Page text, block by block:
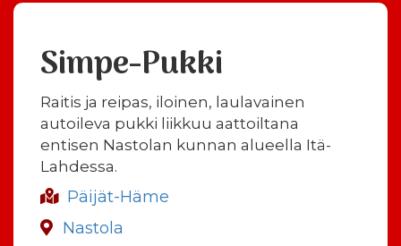
Simpe-Pukki
Raitis ja reipas, iloinen, laulavainen
autoileva pukki liikkuu aattoiltana
entisen Nastolan kunnan alueella Itä-
Lahdessa.
Päijät-Häme
Nastola